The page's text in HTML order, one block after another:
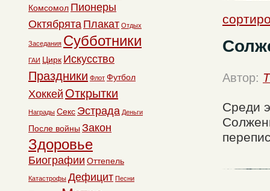
Автор:
Среди
Комсомол Пионеры
Октябрята Плакат Отдых
Заседания Субботники
ГАИ Цирк Искусство
Праздники Флот Футбол
Хоккей Открытки
Награды Секс Эстрада Деньги
После войны Закон
Здоровье
Биографии Оттепель
Катастрофы Дефицит Песни